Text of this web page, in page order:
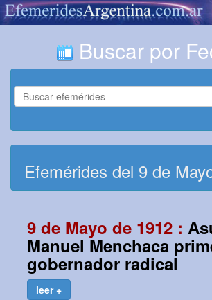
Buscar por
Efemérides del 9 de
9 de Mayo de 1912 :
Manuel Menchaca
gobernador radical
leer +